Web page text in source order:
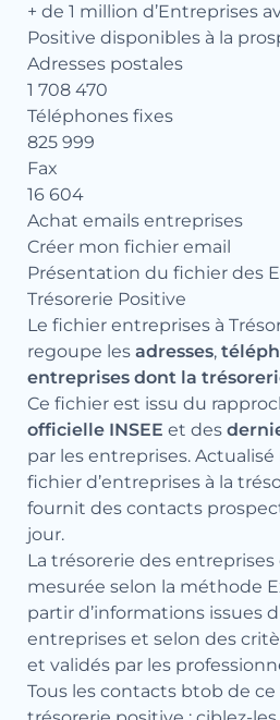
+ de 1 million d’Entreprises
Positive disponibles à la
Adresses postales
1 708 470
Téléphones fixes
825 999
Fax
16 604
Achat emails entreprises
Créer mon fichier email
Présentation du fichier des
Trésorerie Positive
Le fichier entreprises à
regoupe les adresses,
entreprises dont la
Ce fichier est issu du
officielle INSEE et des
par les entreprises.
fichier d’entreprises à la
fournit des contacts
jour.
La trésorerie des
mesurée selon la méthode
partir d’informations issues
entreprises et selon des
et validés par les
Tous les contacts btob de